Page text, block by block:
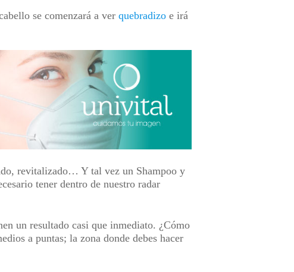
se comenzará a ver quebradizo e irá
revitalizado… Y tal vez un Shampoo y
tener dentro de nuestro radar
un resultado casi que inmediato. ¿Cómo
a puntas; la zona donde debes hacer